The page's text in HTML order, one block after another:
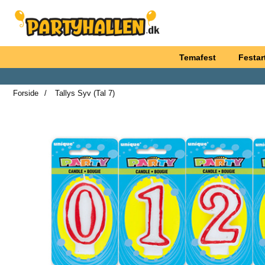
Startside for Partyhallen AB
Temafest
Forside
Tallys Syv (Tal 7)